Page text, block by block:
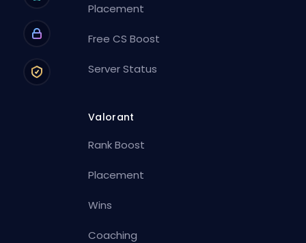
Placement
Free CS Boost
Server Status
Valorant
Rank Boost
Placement
Wins
Coaching